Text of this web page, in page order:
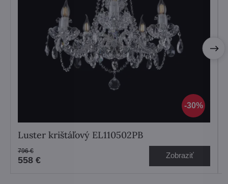
30%
Luster krištáľový EL110502PB
558 €
796 € Zobraziť